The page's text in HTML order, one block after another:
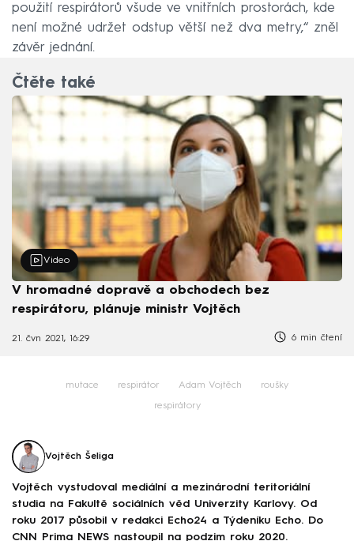
použití respirátorů všude ve vnitřních prostorách, kde
není možné udržet odstup větší než dva metry,“ zněl
závěr jednání.
Čtěte také
Video
V hromadné dopravě a obchodech bez
respirátoru, plánuje ministr Vojtěch
21. čvn 2021, 16:29 6 min čtení
mutace respirátor Adam Vojtěch roušky
respirátory
Vojtěch Šeliga
Vojtěch vystudoval mediální a mezinárodní teritoriální
studia na Fakultě sociálních věd Univerzity Karlovy. Od
roku 2017 působil v redakci Echo24 a Týdeníku Echo. Do
CNN Prima NEWS nastoupil na podzim roku 2020.